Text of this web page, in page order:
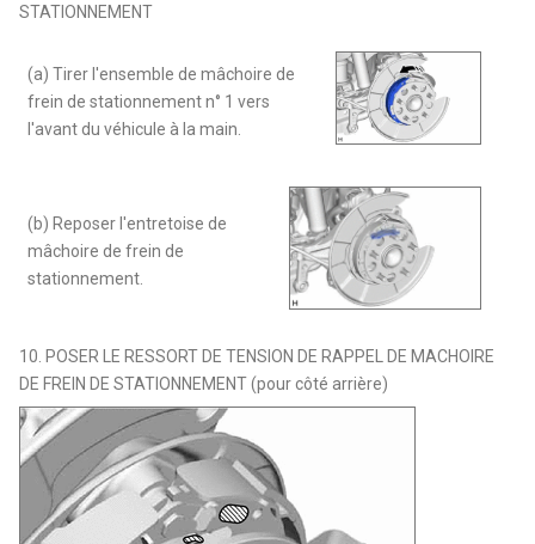
STATIONNEMENT
(a) Tirer l'ensemble de mâchoire de
frein de stationnement n° 1 vers
l'avant du véhicule à la main.
(b) Reposer l'entretoise de
mâchoire de frein de
stationnement.
10. POSER LE RESSORT DE TENSION DE RAPPEL DE MACHOIRE
DE FREIN DE STATIONNEMENT (pour côté arrière)